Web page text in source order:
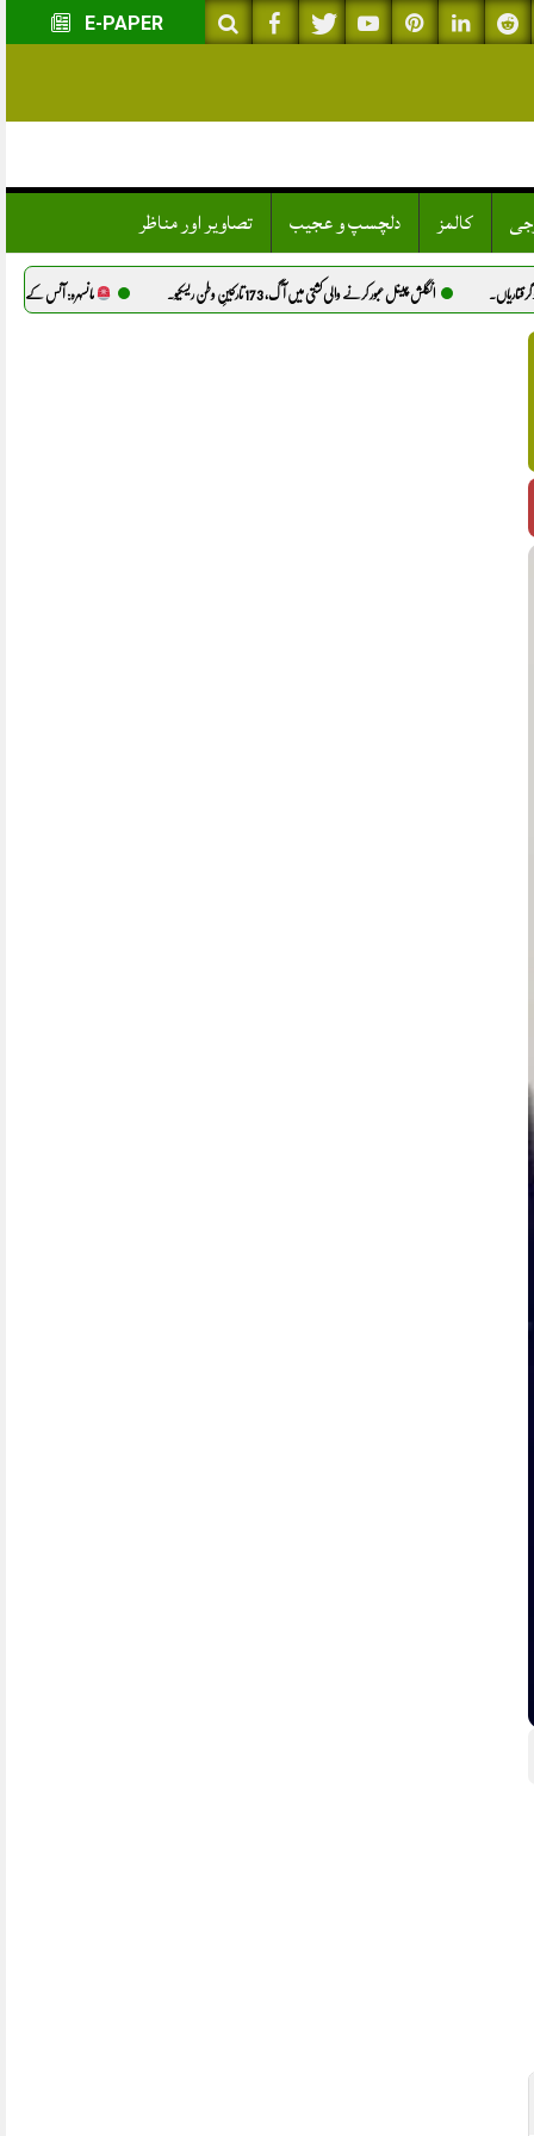
E-PAPER
کالمز دلچسپ و عجیب تصاویر اور مناظر
چینل عبور کرنے والی کشتی میں آگ، 173 تارکینِ وطن ریسکیو. مانسہرہ: آئس کے نشے کے عادی شخص نے مبینہ طور